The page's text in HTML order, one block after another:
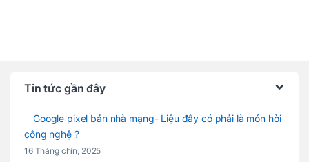
Tin tức gần đây
Google pixel bản nhà mạng- Liệu đây có phải là món hời
công nghệ ?
16 Tháng chín, 2025